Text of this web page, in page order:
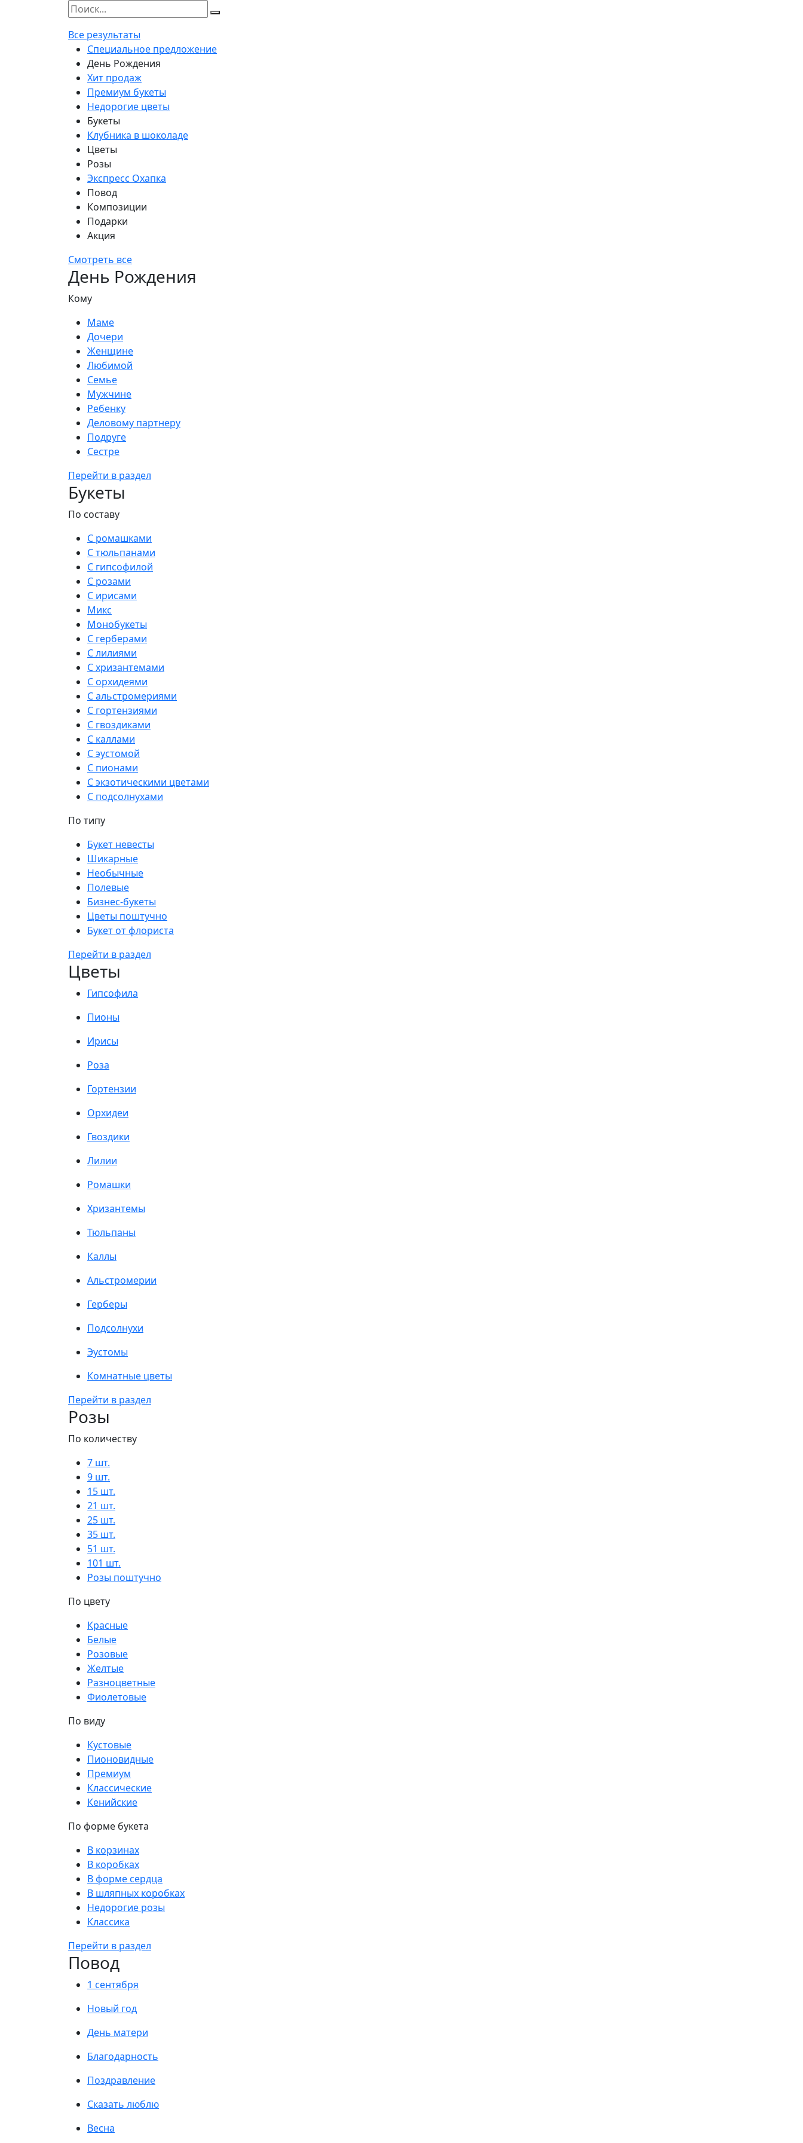
Все результаты
Специальное предложение
День Рождения
Хит продаж
Премиум букеты
Недорогие цветы
Букеты
Клубника в шоколаде
Цветы
Розы
Экспресс Охапка
Повод
Композиции
Подарки
Акция
Смотреть все
День Рождения
Кому
Маме
Дочери
Женщине
Любимой
Семье
Мужчине
Ребенку
Деловому партнеру
Подруге
Сестре
Перейти в раздел
Букеты
По составу
С ромашками
С тюльпанами
С гипсофилой
С розами
С ирисами
Микс
Монобукеты
С герберами
С лилиями
С хризантемами
С орхидеями
С альстромериями
С гортензиями
С гвоздиками
С каллами
С эустомой
С пионами
С экзотическими цветами
С подсолнухами
По типу
Букет невесты
Шикарные
Необычные
Полевые
Бизнес-букеты
Цветы поштучно
Букет от флориста
Перейти в раздел
Цветы
Гипсофила
Пионы
Ирисы
Роза
Гортензии
Орхидеи
Гвоздики
Лилии
Ромашки
Хризантемы
Тюльпаны
Каллы
Альстромерии
Герберы
Подсолнухи
Эустомы
Комнатные цветы
Перейти в раздел
Розы
По количеству
7 шт.
9 шт.
15 шт.
21 шт.
25 шт.
35 шт.
51 шт.
101 шт.
Розы поштучно
По цвету
Красные
Белые
Розовые
Желтые
Разноцветные
Фиолетовые
По виду
Кустовые
Пионовидные
Премиум
Классические
Кенийские
По форме букета
В корзинах
В коробках
В форме сердца
В шляпных коробках
Недорогие розы
Классика
Перейти в раздел
Повод
1 сентября
Новый год
День матери
Благодарность
Поздравление
Сказать люблю
Весна